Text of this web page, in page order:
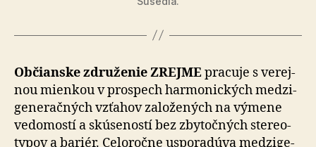
Občianske združenie ZREJMEpracuje s ve­rej­
nou mienkou v prospech har­mo­nických medzi­
ge­ne­rač­ných vzťahov za­lo­že­ných na vý­mene
vedo­mostí a skú­se­ností bez zby­toč­ných stereo­
typov a bariér. Celo­ročne uspo­ra­dúva medzi­ge­